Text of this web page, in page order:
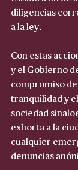
diligencias
a la ley.
Con estas
y el Gobierno
compromiso
tranquilidad y
sociedad
exhorta a la
cualquier
denuncias